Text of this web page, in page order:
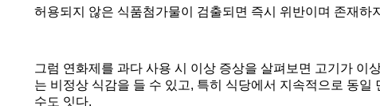
허용되지 않은 식품첨가물이 검출되면 즉시 위반이며 존재
그럼 연화제를 과다 사용 시 이상 증상을 살펴보면 고기가
는 비정상 식감을 들 수 있고, 특히 식당에서 지속적으로 동일
수도 잇다.